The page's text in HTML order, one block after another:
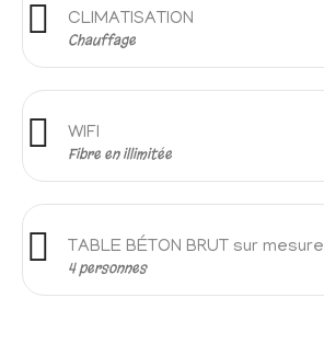
CLIMATISATION
Chauffage
WIFI
Fibre en illimitée
TABLE BÉTON BRUT sur mesure
4 personnes